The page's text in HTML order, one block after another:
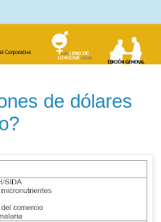
de dólares